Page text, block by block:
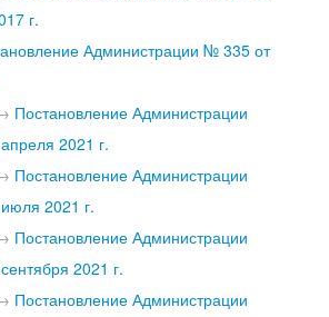
г.
Администрации № 335 от
Постановление Администрации
2021 г.
Постановление Администрации
2021 г.
Постановление Администрации
2021 г.
Постановление Администрации